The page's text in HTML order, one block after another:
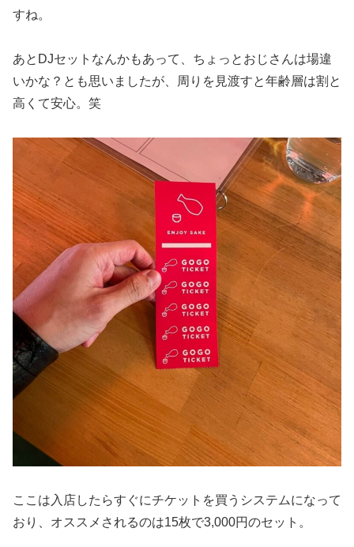
すね。
あとDJセットなんかもあって、ちょっとおじさんは場違
いかな？とも思いましたが、周りを見渡すと年齢層は割と
高くて安心。笑
ここは入店したらすぐにチケットを買うシステムになって
おり、オススメされるのは15枚で3,000円のセット。